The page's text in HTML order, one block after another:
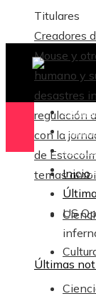
Titulares
Creadores
Mouse y
humano y
desastres
regulación
con la
de
temasInicio
US
Últimas